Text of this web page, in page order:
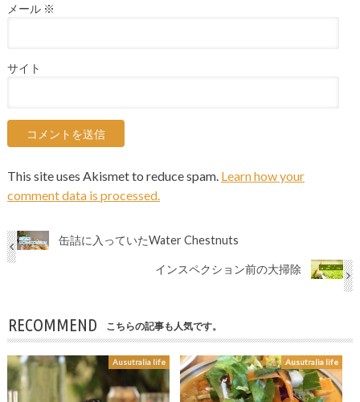
メール ※
サイト
This site uses Akismet to reduce spam. Learn how your
comment data is processed.
缶詰に入っていたWater Chestnuts
インスペクション前の大掃除
RECOMMEND こちらの記事も人気です。
Ausutralia life Ausutralia life